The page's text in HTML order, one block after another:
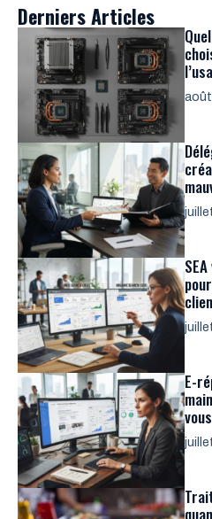
Derniers Articles
août
E-
vous